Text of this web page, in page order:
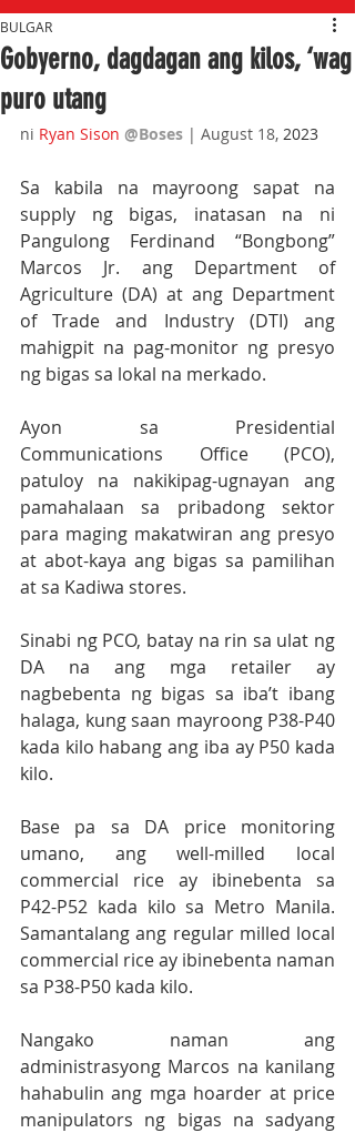
Gobyerno, dagdagan ang kilos, ‘wag
puro utang
BULGAR
ni Ryan Sison @Boses | August 18, 2023
Sa kabila na mayroong sapat na
supply ng bigas, inatasan na ni
Pangulong Ferdinand “Bongbong”
Marcos Jr. ang Department of
Agriculture (DA) at ang Department
of Trade and Industry (DTI) ang
mahigpit na pag-monitor ng presyo
ng bigas sa lokal na merkado.
Ayon sa Presidential
Communications Office (PCO),
patuloy na nakikipag-ugnayan ang
pamahalaan sa pribadong sektor
para maging makatwiran ang presyo
at abot-kaya ang bigas sa pamilihan
at sa Kadiwa stores.
Sinabi ng PCO, batay na rin sa ulat ng
DA na ang mga retailer ay
nagbebenta ng bigas sa iba’t ibang
halaga, kung saan mayroong P38-P40
kada kilo habang ang iba ay P50 kada
kilo.
Base pa sa DA price monitoring
umano, ang well-milled local
commercial rice ay ibinebenta sa
P42-P52 kada kilo sa Metro Manila.
Samantalang ang regular milled local
commercial rice ay ibinebenta naman
sa P38-P50 kada kilo.
Nangako naman ang
administrasyong Marcos na kanilang
hahabulin ang mga hoarder at price
manipulators ng bigas na sadyang